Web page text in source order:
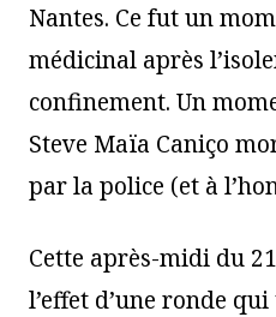
Nantes. Ce fut un
médicinal après
confinement. Un
Steve Maïa Caniço
par la police (et à
Cette après-midi du
l’effet d’une ronde